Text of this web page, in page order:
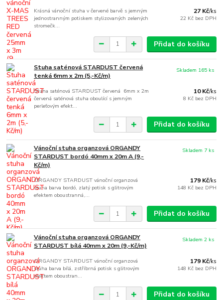
Krásná vánoční stuha v červené barvě s jemným
jednostranným potiskem stylizovaných zelených
stromečk...
27 Kč/ks
22 Kč bez DPH
Přidat do košíku
Stuha saténová STARDUST červená
tenká 6mm x 2m (5,-Kč/m)
Stuha saténová STARDUST červená 6mm x 2m
červená saténová stuha oboulící s jemným
perleťovým efekt...
10 Kč/ks
8 Kč bez DPH
Skladem 165 ks
Přidat do košíku
Vánoční stuha organzová ORGANDY
STARDUST bordó 40mm x 20m A (9,-
Kč/m)
ORGANDY STARDUST vánoční organzová
stuha barva bordó, zlatý potisk s glitrovým
efektem oboustranná,...
179 Kč/ks
148 Kč bez DPH
Skladem 7 ks
Přidat do košíku
Vánoční stuha organzová ORGANDY
STARDUST bílá 40mm x 20m (9,-Kč/m)
ORGANDY STARDUST vánoční organzová
stuha barva bílá, zstříbrná potisk s glitrovým
efektem oboustran...
179 Kč/ks
148 Kč bez DPH
Skladem 2 ks
Přidat do košíku